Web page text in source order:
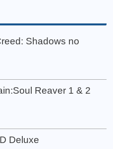
Shadows no
Reaver 1 & 2
Deluxe